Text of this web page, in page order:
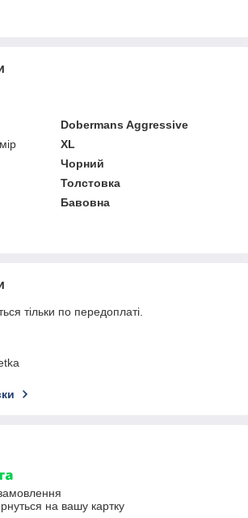
Dobermans Aggressive
XL
Чорний
Толстовка
Бавовна
тільки по передоплаті.
на вашу картку